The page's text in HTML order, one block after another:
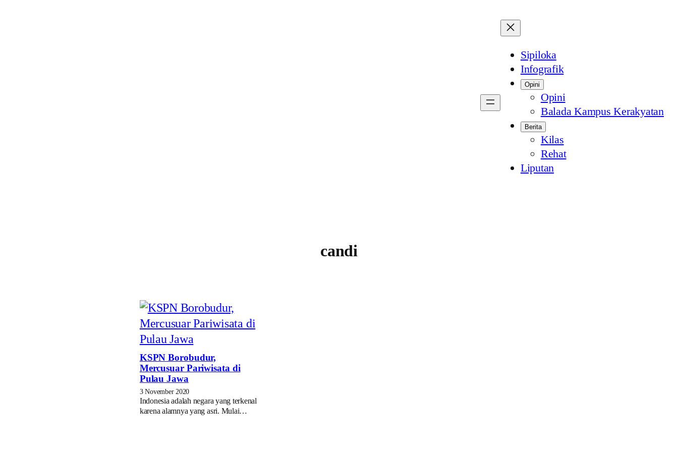
Sipiloka
Infografik
Opini
Opini
Balada Kampus Kerakyatan
Berita
Kilas
Rehat
Liputan
candi
KSPN Borobudur,
Mercusuar Pariwisata di
Pulau Jawa
3 November 2020
Indonesia adalah negara yang terkenal
karena alamnya yang asri. Mulai…